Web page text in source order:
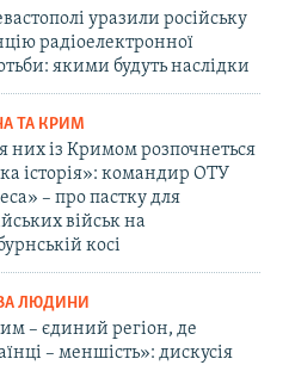
уразили російську
радіоелектронної
якими будуть наслідки
ТА КРИМ
них із Кримом розпочнеться
історія»: командир ОТУ
– про пастку для
військ на
косі
ЛЮДИНИ
– єдиний регіон, де
– меншість»: дискусія